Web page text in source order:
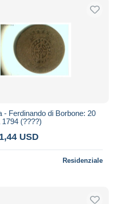
Ferdinando di Borbone: 20
(????)
USD
Residenziale